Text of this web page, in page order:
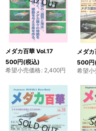
メダカ百華 Vol.17
500円(税込)
希望小売価格: 2,400円
メダ
500円
希望小